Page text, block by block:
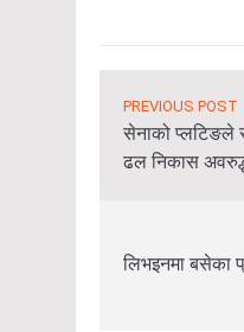
PREVIOUS POST
सेनाको प्लटिङले
ढल निकास
लिभइनमा बसेका